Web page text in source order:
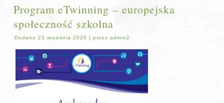
Program eTwinning – europejska
społeczność szkolna
Dodane 23 września 2020 |przez admin2